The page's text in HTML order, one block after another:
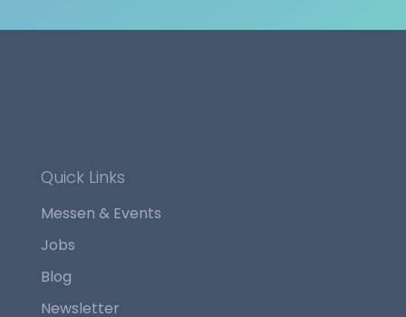
Quick Links
Messen & Events
Jobs
Blog
Newsletter